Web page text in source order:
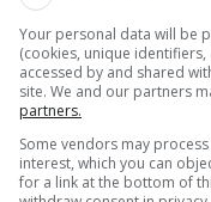
të këtij
është shtet
dhe është
raporton RTK.
Your personal data will be
(cookies, unique
accessed by and shared
site. We and our partners
partners.
Some vendors may
interest, which you can
for a link at the bottom of